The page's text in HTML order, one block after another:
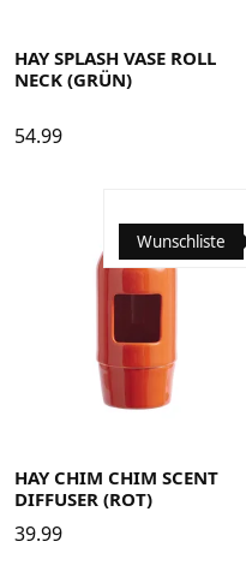
HAY SPLASH VASE ROLL
NECK (GRÜN)
54.99
Wunschliste
HAY CHIM CHIM SCENT
DIFFUSER (ROT)
39.99